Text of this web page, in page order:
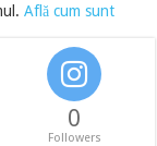
Află cum sunt
0
Followers